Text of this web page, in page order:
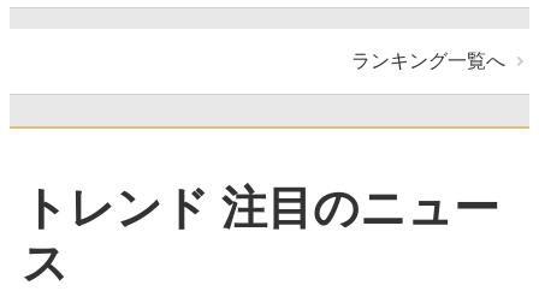
ランキング一覧へ
トレンド 注目のニュー
ス